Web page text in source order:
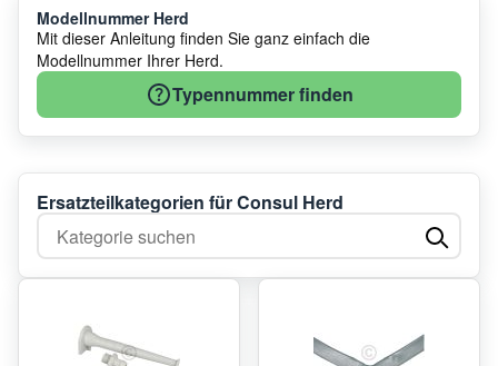
Modellnummer Herd
Mit dieser Anleitung finden Sie ganz einfach die
Modellnummer Ihrer Herd.
Typennummer finden
Ersatzteilkategorien für Consul Herd
Kategorie suchen